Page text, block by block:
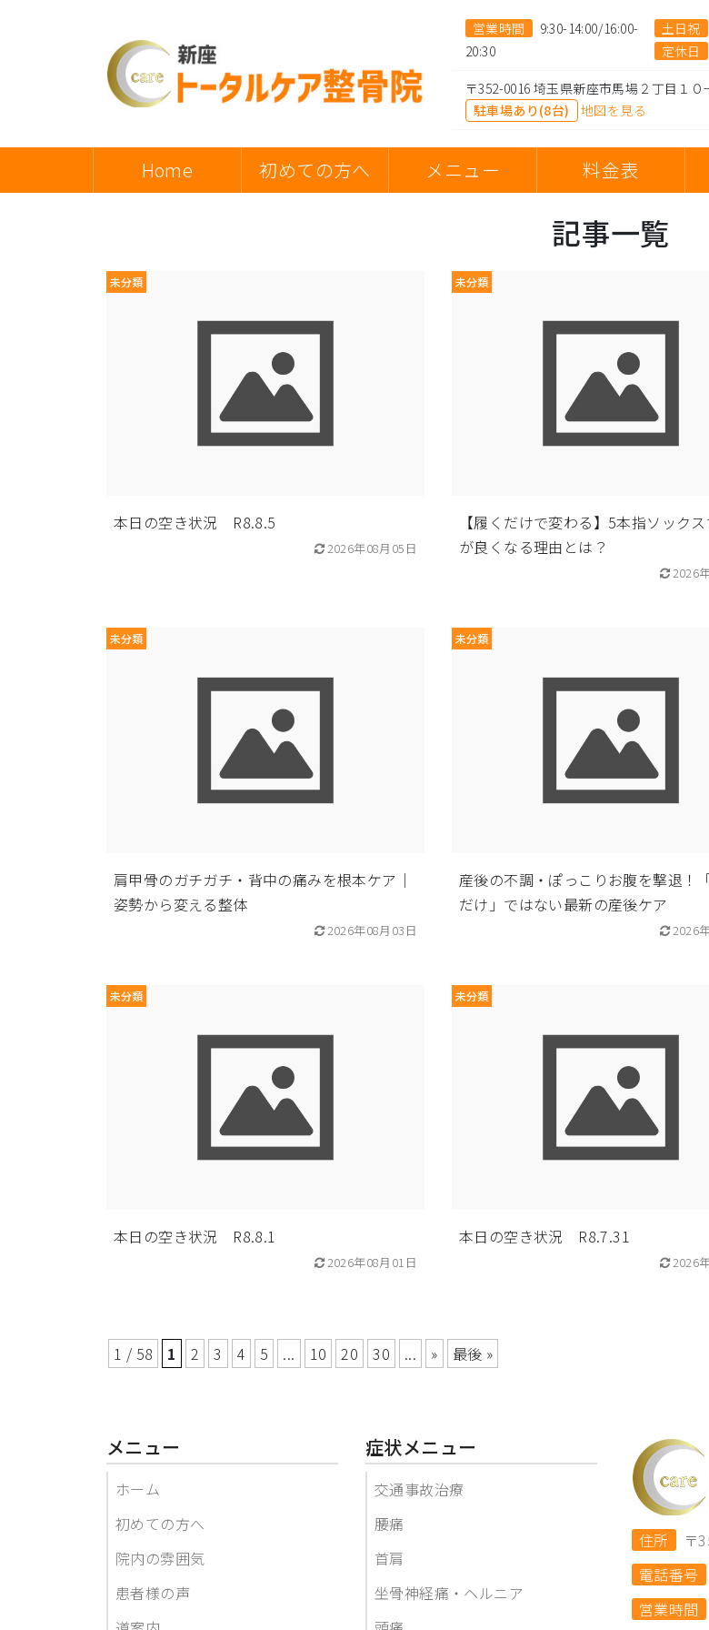
営業時間
9:30-14:00/16:00-
20:30
土日祝
定休日
〒352-0016 埼玉県新座市馬場２丁目１０
駐車場あり(8台)
地図を見る
Home 初めての方へ メニュー 料金表
記事一覧
未分類
本日の空き状況 R8.8.5
2026年08月05日
未分類
【履くだけで変わる】5本指ソック
が良くなる理由とは？
2026
未分類
肩甲骨のガチガチ・背中の痛みを根本ケア｜
姿勢から変える整体
2026年08月03日
未分類
産後の不調・ぽっこりお腹を撃退！
だけ」ではない最新の産後ケア
2026
未分類
本日の空き状況 R8.8.1
2026年08月01日
未分類
本日の空き状況 R8.7.31
2026
1 / 58 1 2 3 4 5 ... 10 20 30 ... » 最後 »
メニュー
ホーム
初めての方へ
院内の雰囲気
患者様の声
症状メニュー
交通事故治療
腰痛
首肩
坐骨神経痛・ヘルニア
住所
〒
電話番号
営業時間